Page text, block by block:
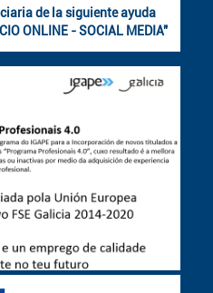
de la siguiente ayuda
ONLINE - SOCIAL MEDIA"